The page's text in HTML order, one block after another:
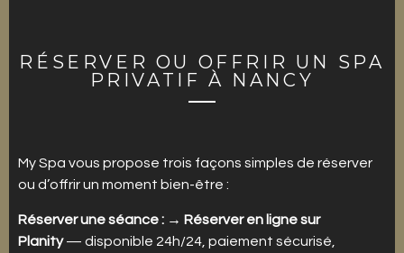
RÉSERVER OU OFFRIR UN SPA
PRIVATIF À NANCY
My Spa vous propose trois façons simples de réserver
ou d’offrir un moment bien-être :
Réserver une séance : → Réserver en ligne sur
Planity— disponible 24h/24, paiement sécurisé,